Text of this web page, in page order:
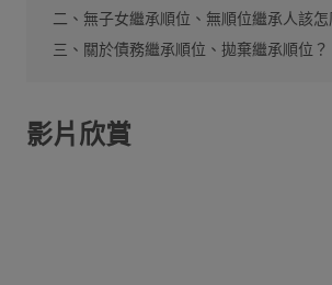
二、無子女繼承順位、無順位繼承人該怎
三、關於債務繼承順位、拋棄繼承順位？
影片欣賞